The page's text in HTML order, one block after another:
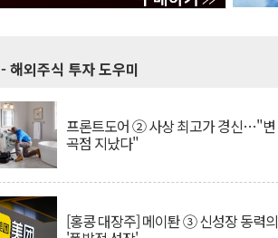
- 해외주식 투자 도우미
프론트도어 ② 사상 최고가 경신…"변
곡점 지났다"
[홍콩 대장주] 메이퇀 ③ 신성장 동력의